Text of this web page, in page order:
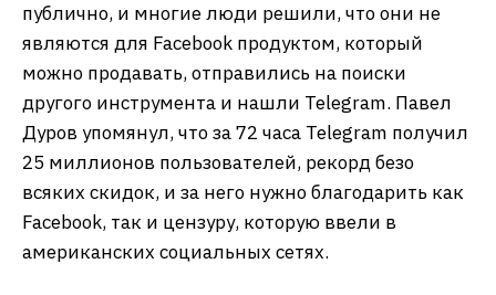
публично, и многие люди решили, что они не
являются для Facebook продуктом, который
можно продавать, отправились на поиски
другого инструмента и нашли Telegram. Павел
Дуров упомянул, что за 72 часа Telegram получил
25 миллионов пользователей, рекорд безо
всяких скидок, и за него нужно благодарить как
Facebook, так и цензуру, которую ввели в
американских социальных сетях.